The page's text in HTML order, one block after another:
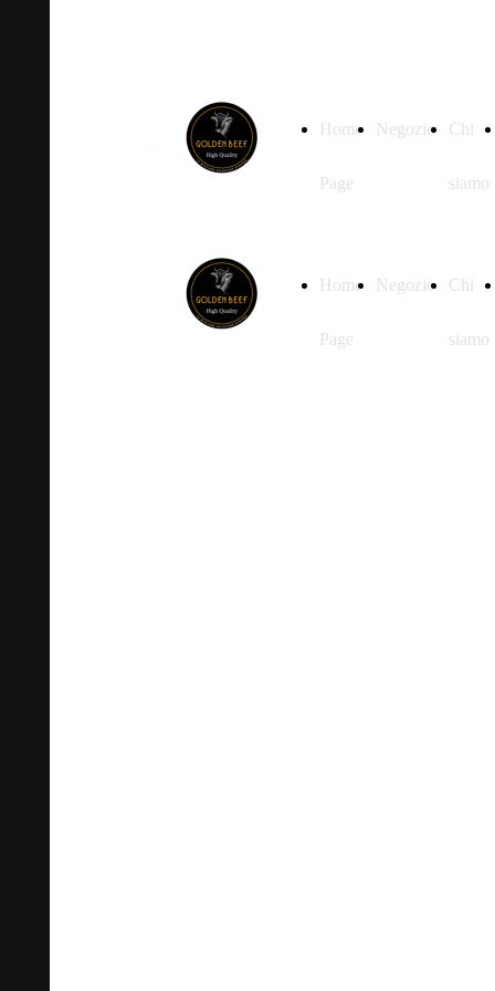
Home
Page
Negozio Chi
siamo
Home
Page
Negozio Chi
siamo